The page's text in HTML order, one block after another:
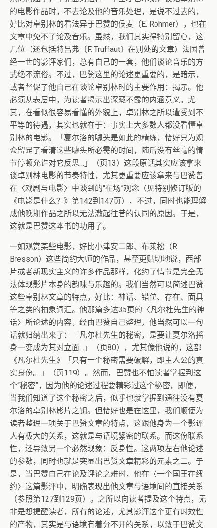
的电影作品时，不去论及他的音乐处理，是说不过去的，
好比对卓别林的看法异于巴赞的侯麦（E. Rohmer），也在
文章中免不了论及音乐。虽然，我们其实得特别留心，这
几位（还包括特吕弗〔F. Truffaut〕在别处的文章）法国曾
经一世的影评家们，总有自己的一套，他们谈论音乐的方
式绝不流俗。不过，巴赞这里的论述更重要的，是暗示，
或者督促了他自己在谈论卓别林时的主要作用：揭示。他
必须从表层中，为读者揭示出深藏不露的内涵意义。尤
其，在看似很容易看懂的外貌上，卓别林之所以遭受到不
平等的待遇，其实也就在于：事实上大多数人都没看懂卓
别林的电影。「夏尔洛的噱头是如此的精练，恰好只为观
众留足了看清这些噱头所必需的时间，随后没有丝毫的情
节停顿允许对它反思…」（页13）这段原话其实应该拿来
谈卓别林电影的节奏特性，尤其更重要应该拿来与巴赞曾
在〈戏剧与电影〉中谈到的“在场”观念（见特别修订版的
《电影是什么？》第142到147页），不过，同时也能理解
成他晚期作品之所以无法激起往昔的认同的原因。于是，
这就是巴赞这本书的功用了。
一如观赏某些电影，好比小津安二郎、布莱松（R.
Bresson）这些简约大师的作品，甚至更贴切地说，西部
片或者新现实主义的许多作品那样，化约了情节是完全无
法体现影片本身的韵味与乐趣的。我们当然可以简述巴赞
这些卓别林文章的特点，好比：神话、错位、存在、面具
等之类的抽象词汇。他那篇多达35页的〈凡尔杜先生的神
话〉所论述的内容，经由巴赞自己整理，他当然可以一句
话就归纳出来了：「凡尔杜先生的秘密，是要让夏尔洛摇
身一变成为其对立面…」（页80），尤其像他说的，这部
《凡尔杜先生》「只有一个秘密需要破解，即主人公的真
实身份。」（页119）。然而，巴赞也不怕读者掌握到这
个“秘密”，因为他的论述过程要精彩过这个秘密，即便，
当我们知道了这个秘密之后，似乎也就掌握到通往没有夏
尔洛的卓别林影片之钥。但恰好也是在这里，我们顺便为
读者整理一项关于巴赞文章的特点，这跟他身为一个影评
人有极大的关系，这就是与语境紧密的联系。而这份联系
性，还导致另一个必然现象：反身性。这两项左右他论述
的参数，同时也就是突显出巴赞文章精彩的元素之二。于
是，当巴赞自己在论及评论之难时，他在〈一个国王在纽
约〉这篇影评中，明确表现出他文章与语境间的直接关系
（参照第127到129页）。之所以向读者提及这个特点，无
非是想提醒读者，所有的论述，尤其影评这个更有时效性
的产物，其实是与语境有着分不开的关系，以致于巴赞文